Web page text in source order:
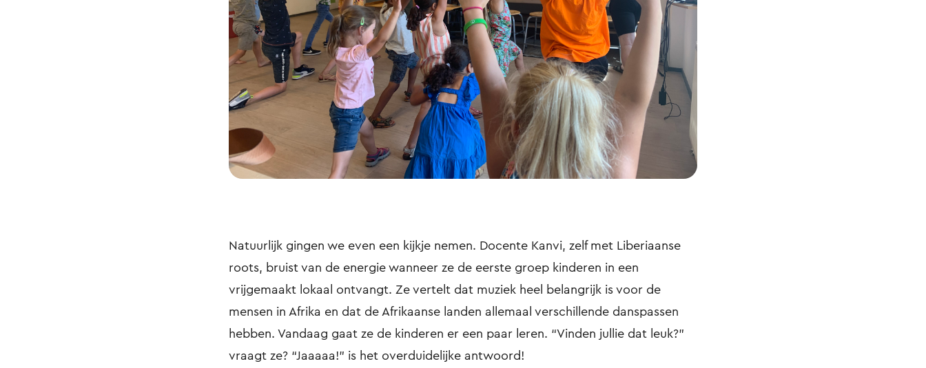
Natuurlijk gingen we even een kijkje nemen. Docente Kanvi, zelf met Liberiaanse
roots, bruist van de energie wanneer ze de eerste groep kinderen in een
vrijgemaakt lokaal ontvangt. Ze vertelt dat muziek heel belangrijk is voor de
mensen in Afrika en dat de Afrikaanse landen allemaal verschillende danspassen
hebben. Vandaag gaat ze de kinderen er een paar leren. “Vinden jullie dat leuk?”
vraagt ze? “Jaaaaa!” is het overduidelijke antwoord!